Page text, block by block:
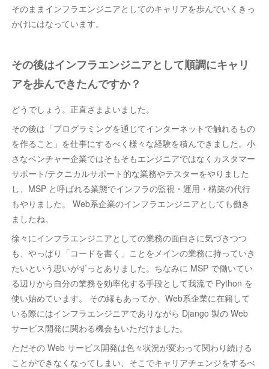
そのままインフラエンジニアとしてのキャリアを歩んでいくきっ
かけにはなっています。
その後はインフラエンジニアとして順調にキャリ
アを歩んできたんですか？
どうでしょう。正直さまよいました。
その後は「プログラミングを通じてインターネットで触れるもの
を作ること」を仕事にするべく様々な経験を積んできました。小
さなベンチャー企業ではそもそもエンジニアではなくカスタマー
サポート/テクニカルサポート的な業務やテスターをやりました
し、MSP と呼ばれる業態でインフラの監視・運用・構築の代行
もやりました。 Web系企業のインフラエンジニアとしても働き
ましたね。
徐々にインフラエンジニアとしての業務の面白さに気づきつつ
も、やっぱり「コードを書く」ことをメインの業務に持っていき
たいという思いがずっとありました。ちなみに MSP で働いてい
る辺りから自分の業務を効率化する手段として我流で Python を
使い始めています。 その縁もあってか、Web系企業に在籍して
いる際にはインフラエンジニアでありながら Django 製の Web
サービス開発に関わる機会もいただけました。
ただその Web サービス開発は色々状況が変わって関わり続ける
ことができなくなってしまい、そこでキャリアチェンジをするべ